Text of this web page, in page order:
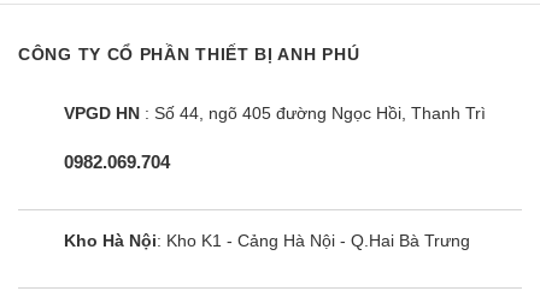
FTKB series được tích hợp phin lọc khí 2 lớp gồm
CÔNG TY CỔ PHẦN THIẾT BỊ ANH PHÚ
VPGD HN : Số 44, ngõ 405 đường Ngọc Hồi, Thanh Trì
0982.069.704
Kho Hà Nội: Kho K1 - Cảng Hà Nội - Q.Hai Bà Trưng